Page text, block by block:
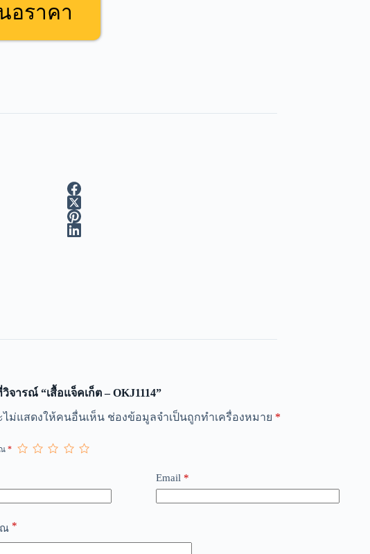
อราคา
จารณ์ “เสื้อแจ็คเก็ต – OKJ1114”
ม่แสดงให้คนอื่นเห็น ช่องข้อมูลจำเป็นถูกทำเครื่องหมาย *
*
Email *
ณ *